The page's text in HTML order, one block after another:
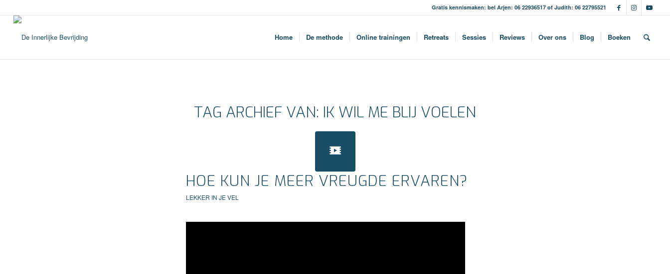
Gratis kennismaken: bel Arjen: 06 22936517 of Judith: 06 22795521
Home De methode Online trainingen Retreats Sessies Reviews Over ons Blog Boeken
TAG ARCHIEF VAN: IK WIL ME BLIJ VOELEN
HOE KUN JE MEER VREUGDE ERVAREN?
LEKKER IN JE VEL